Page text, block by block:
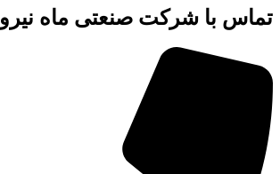
تماس با شرکت صنعتی ماه نیرو